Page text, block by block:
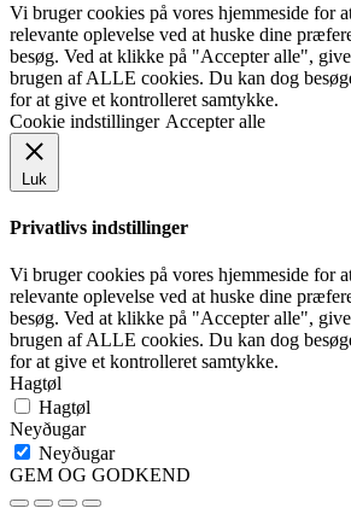
Vi bruger cookies på vores hjemmeside for
relevante oplevelse ved at huske dine
besøg. Ved at klikke på "Accepter alle",
brugen af ALLE cookies. Du kan dog
for at give et kontrolleret samtykke.
Cookie indstillinger Accepter alle
Luk
Privatlivs indstillinger
Vi bruger cookies på vores hjemmeside for
relevante oplevelse ved at huske dine
besøg. Ved at klikke på "Accepter alle",
brugen af ALLE cookies. Du kan dog
for at give et kontrolleret samtykke.
Hagtøl
Hagtøl
Neyðugar
Neyðugar
GEM OG GODKEND